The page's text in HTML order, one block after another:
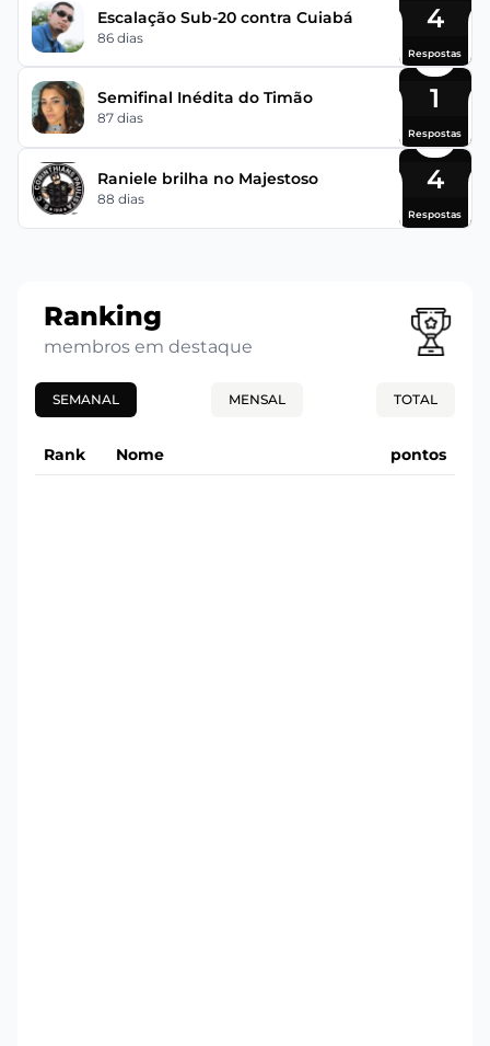
Escalação Sub-20 contra Cuiabá
86 dias
4
Respostas
Semifinal Inédita do Timão
87 dias
1
Respostas
Raniele brilha no Majestoso
88 dias
4
Respostas
Ranking
membros em destaque
SEMANAL MENSAL TOTAL
Rank Nome pontos